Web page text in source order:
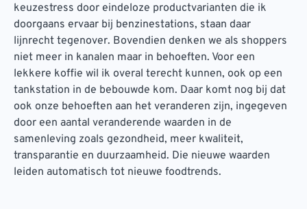
keuzestress door eindeloze productvarianten die ik
doorgaans ervaar bij benzinestations, staan daar
lijnrecht tegenover. Bovendien denken we als shoppers
niet meer in kanalen maar in behoeften. Voor een
lekkere koffie wil ik overal terecht kunnen, ook op een
tankstation in de bebouwde kom. Daar komt nog bij dat
ook onze behoeften aan het veranderen zijn, ingegeven
door een aantal veranderende waarden in de
samenleving zoals gezondheid, meer kwaliteit,
transparantie en duurzaamheid. Die nieuwe waarden
leiden automatisch tot nieuwe foodtrends.